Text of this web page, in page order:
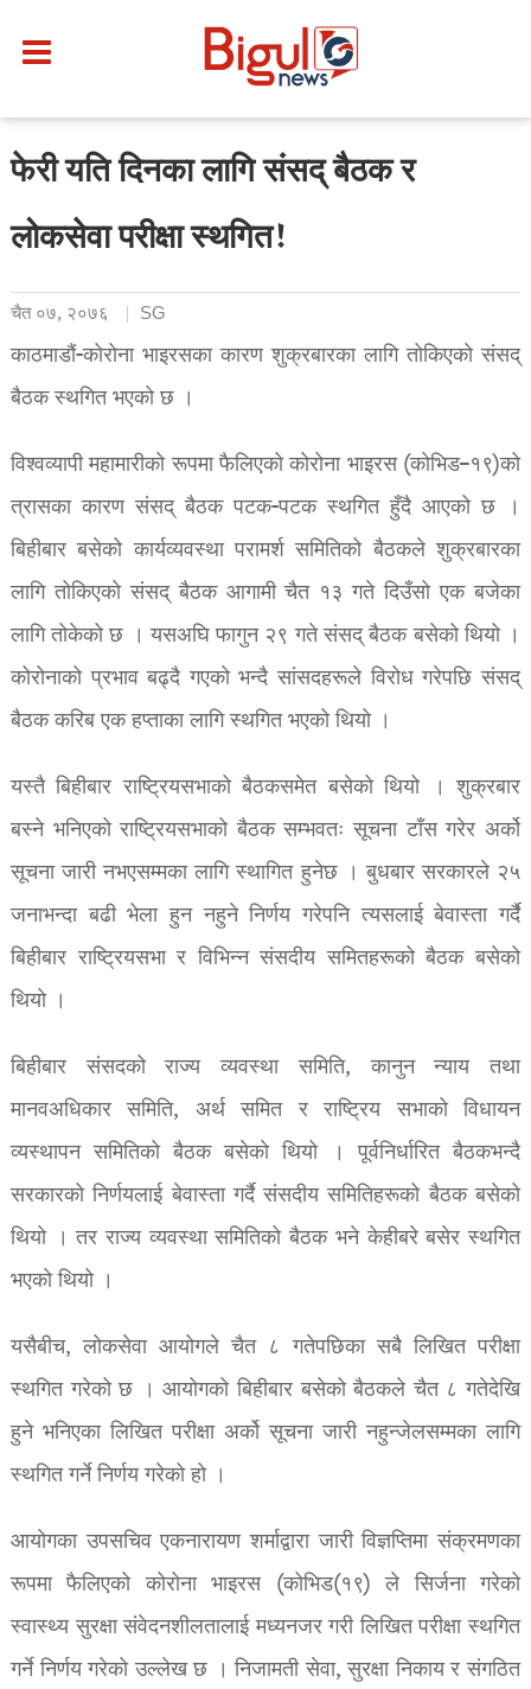
फेरी यति दिनका लागि संसद् बैठक र
लोकसेवा परीक्षा स्थगित!
चैत ०७, २०७६ SG
काठमाडौं-कोरोना भाइरसका कारण शुक्रबारका लागि तोकिएको संसद्
बैठक स्थगित भएको छ ।
विश्वव्यापी महामारीको रूपमा फैलिएको कोरोना भाइरस (कोभिड–१९)को
त्रासका कारण संसद् बैठक पटक-पटक स्थगित हुँदै आएको छ ।
बिहीबार बसेको कार्यव्यवस्था परामर्श समितिको बैठकले शुक्रबारका
लागि तोकिएको संसद् बैठक आगामी चैत १३ गते दिउँसो एक बजेका
लागि तोकेको छ । यसअघि फागुन २९ गते संसद् बैठक बसेको थियो ।
कोरोनाको प्रभाव बढ्दै गएको भन्दै सांसदहरूले विरोध गरेपछि संसद्
बैठक करिब एक हप्ताका लागि स्थगित भएको थियो ।
यस्तै बिहीबार राष्ट्रियसभाको बैठकसमेत बसेको थियो । शुक्रबार
बस्ने भनिएको राष्ट्रियसभाको बैठक सम्भवतः सूचना टाँस गरेर अर्को
सूचना जारी नभएसम्मका लागि स्थागित हुनेछ । बुधबार सरकारले २५
जनाभन्दा बढी भेला हुन नहुने निर्णय गरेपनि त्यसलाई बेवास्ता गर्दै
बिहीबार राष्ट्रियसभा र विभिन्न संसदीय समितहरूको बैठक बसेको
थियो ।
बिहीबार संसदको राज्य व्यवस्था समिति, कानुन न्याय तथा
मानवअधिकार समिति, अर्थ समित र राष्ट्रिय सभाको विधायन
व्यस्थापन समितिको बैठक बसेको थियो । पूर्वनिर्धारित बैठकभन्दै
सरकारको निर्णयलाई बेवास्ता गर्दै संसदीय समितिहरूको बैठक बसेको
थियो । तर राज्य व्यवस्था समितिको बैठक भने केहीबरे बसेर स्थगित
भएको थियो ।
यसैबीच, लोकसेवा आयोगले चैत ८ गतेपछिका सबै लिखित परीक्षा
स्थगित गरेको छ । आयोगको बिहीबार बसेको बैठकले चैत ८ गतेदेखि
हुने भनिएका लिखित परीक्षा अर्को सूचना जारी नहुन्जेलसम्मका लागि
स्थगित गर्ने निर्णय गरेको हो ।
आयोगका उपसचिव एकनारायण शर्माद्वारा जारी विज्ञप्तिमा संक्रमणका
रूपमा फैलिएको कोरोना भाइरस (कोभिड(१९) ले सिर्जना गरेको
स्वास्थ्य सुरक्षा संवेदनशीलतालाई मध्यनजर गरी लिखित परीक्षा स्थगित
गर्ने निर्णय गरेको उल्लेख छ । निजामती सेवा, सुरक्षा निकाय र संगठित